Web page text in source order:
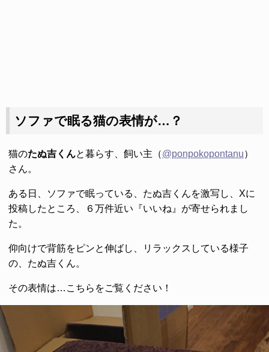
ソファで眠る猫の表情が…？
猫のたぬ吉くんと暮らす、飼い主（@ponpokopontanu）
さん。
ある日、ソファで眠っている、たぬ吉くんを激写し、Xに
投稿したところ、６万件近い『いいね』が寄せられまし
た。
仰向けで背筋をピンと伸ばし、リラックスしている様子
の、たぬ吉くん。
その表情は…こちらをご覧ください！